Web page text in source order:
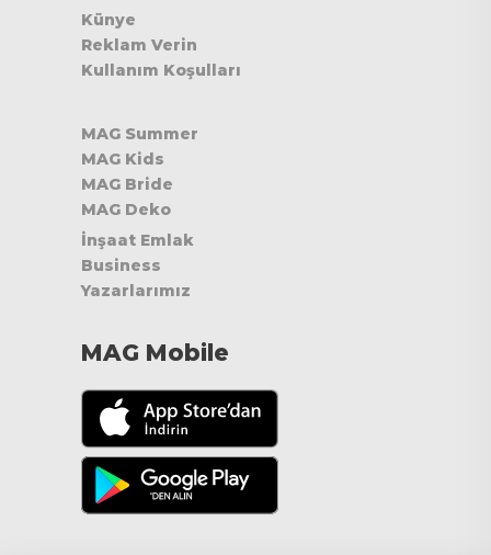
Künye
Reklam Verin
Kullanım Koşulları
MAG Summer
MAG Kids
MAG Bride
MAG Deko
İnşaat Emlak
Business
Yazarlarımız
MAG Mobile